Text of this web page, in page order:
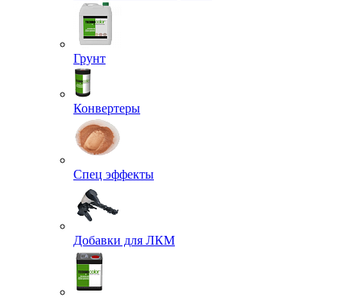
Грунт
Конвертеры
Спец эффекты
Добавки для ЛКМ